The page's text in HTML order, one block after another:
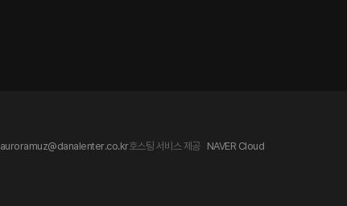
auroramuz@danalenter.co.kr호스팅 서비스 제공 NAVER Cloud